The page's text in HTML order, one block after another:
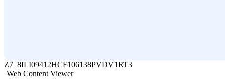
Z7_8ILI09412HCF106138PVDV1RT3
Web Content Viewer